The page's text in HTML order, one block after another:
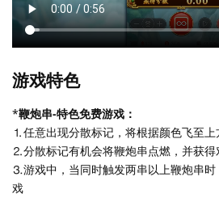
游戏特色
*鞭炮串-特色免费游戏：
⒈任意出现分散标记，将根据颜色飞至上
⒉分散标记有机会将鞭炮串点燃，并获
⒊游戏中，当同时触发两串以上鞭炮串
戏